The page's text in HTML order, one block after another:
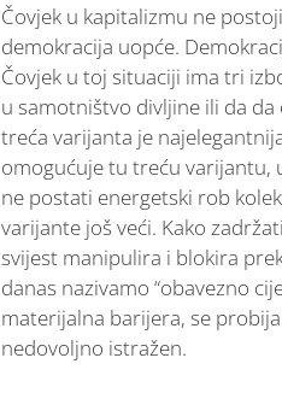
Čovjek u kapitalizmu ne
demokracija uopće.
Čovjek u toj situaciji ima tri
u samotništvo divljine ili da
treća varijanta je
omogućuje tu treću varijantu,
ne postati energetski rob
varijante još veći. Kako
svijest manipulira i blokira
danas nazivamo “obavezno
materijalna barijera, se
nedovoljno istražen.